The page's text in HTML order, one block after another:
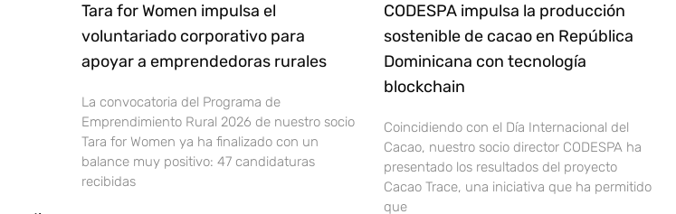
Tara for Women impulsa el
voluntariado corporativo para
apoyar a emprendedoras rurales
La convocatoria del Programa de
Emprendimiento Rural 2026 de nuestro socio
Tara for Women ya ha finalizado con un
balance muy positivo: 47 candidaturas
recibidas
CODESPA impulsa la producción
sostenible de cacao en República
Dominicana con tecnología
blockchain
Coincidiendo con el Día Internacional del
Cacao, nuestro socio director CODESPA ha
presentado los resultados del proyecto
Cacao Trace, una iniciativa que ha permitido
que